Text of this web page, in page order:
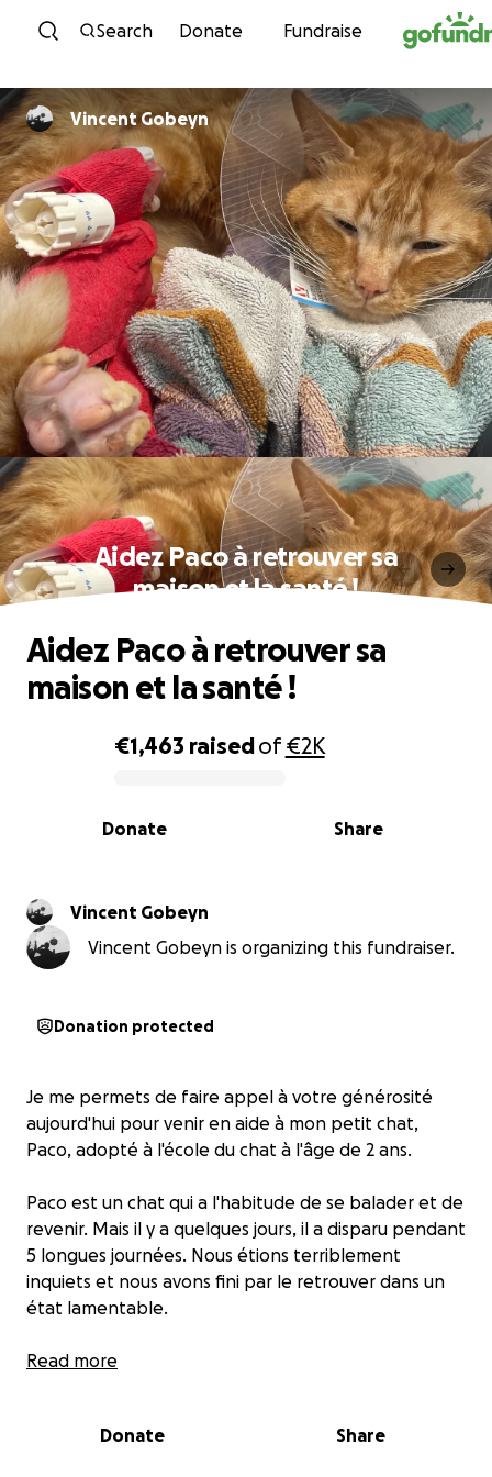
Skip to content
Search Donate Fundraise
Vincent Gobeyn
Aidez Paco à retrouver sa
maison et la santé !
0% complete
€1,463 raisedof€2K
Share
Donate
Aidez Paco à retrouver sa
maison et la santé !
Vincent Gobeyn
Vincent Gobeyn is organizing this fundraiser.
Donation protected
Je me permets de faire appel à votre générosité
aujourd'hui pour venir en aide à mon petit chat,
Paco, adopté à l'école du chat à l'âge de 2 ans.
Paco est un chat qui a l'habitude de se balader et de
revenir. Mais il y a quelques jours, il a disparu pendant
5 longues journées. Nous étions terriblement
inquiets et nous avons fini par le retrouver dans un
état lamentable.
Nous pensons qu'il a fait une chute violente. Il était
chez le vétérinaire.
Read more
Donate Share